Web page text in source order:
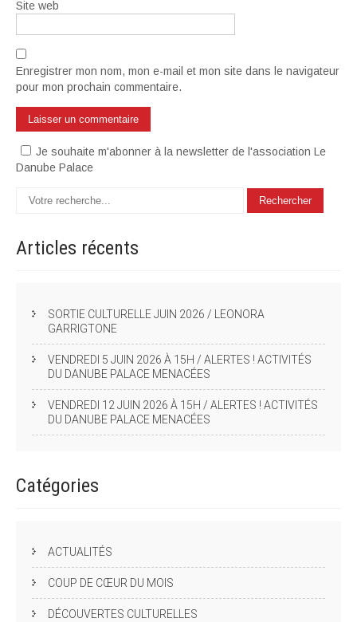
Site web
Enregistrer mon nom, mon e-mail et mon site dans le navigateur
pour mon prochain commentaire.
Je souhaite m'abonner à la newsletter de l'association Le
Danube Palace
Articles récents
SORTIE CULTURELLE JUIN 2026 / LEONORA
GARRIGTONE
VENDREDI 5 JUIN 2026 À 15H / ALERTES ! ACTIVITÉS
DU DANUBE PALACE MENACÉES
VENDREDI 12 JUIN 2026 À 15H / ALERTES ! ACTIVITÉS
DU DANUBE PALACE MENACÉES
Catégories
ACTUALITÉS
COUP DE CŒUR DU MOIS
DÉCOUVERTES CULTURELLES